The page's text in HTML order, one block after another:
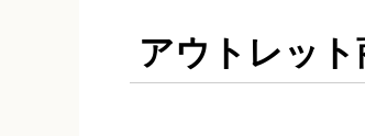
アウトレッ